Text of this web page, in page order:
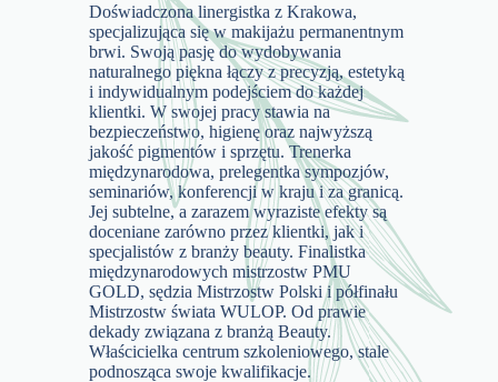
Doświadczona linergistka z Krakowa,
specjalizująca się w makijażu permanentnym
brwi. Swoją pasję do wydobywania
naturalnego piękna łączy z precyzją, estetyką
i indywidualnym podejściem do każdej
klientki. W swojej pracy stawia na
bezpieczeństwo, higienę oraz najwyższą
jakość pigmentów i sprzętu. Trenerka
międzynarodowa, prelegentka sympozjów,
seminariów, konferencji w kraju i za granicą.
Jej subtelne, a zarazem wyraziste efekty są
doceniane zarówno przez klientki, jak i
specjalistów z branży beauty. Finalistka
międzynarodowych mistrzostw PMU
GOLD, sędzia Mistrzostw Polski i półfinału
Mistrzostw świata WULOP. Od prawie
dekady związana z branżą Beauty.
Właścicielka centrum szkoleniowego, stale
podnosząca swoje kwalifikacje.